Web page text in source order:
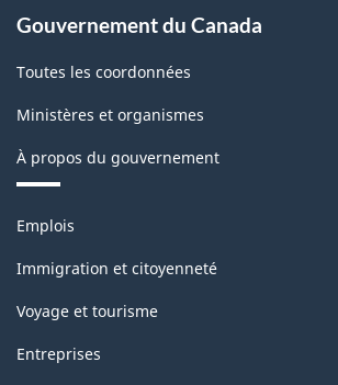
Gouvernement du Canada
Toutes les coordonnées
Ministères et organismes
À propos du gouvernement
Thèmes
sujets
Emplois
Immigration et citoyenneté
Voyage et tourisme
Entreprises